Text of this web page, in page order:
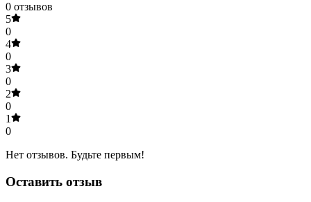
0 отзывов
5
0
4
0
3
0
2
0
1
0
Нет отзывов. Будьте первым!
Оставить отзыв